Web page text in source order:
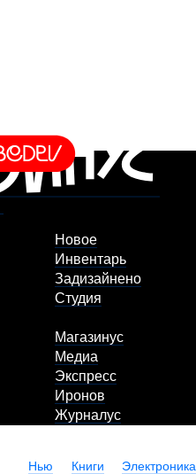
Новое
Инвентарь
Задизайнено
Студия
Магазинус
Медиа
Экспресс
Иронов
Журналус
Нью Книги Электроника